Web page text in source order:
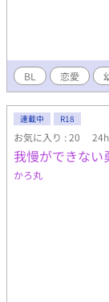
BL 恋愛
連載中 R18
お気に入り : 20
我慢ができない
かろ丸